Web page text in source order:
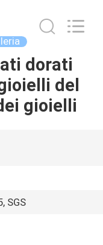
dorati
del
gioielli
SGS